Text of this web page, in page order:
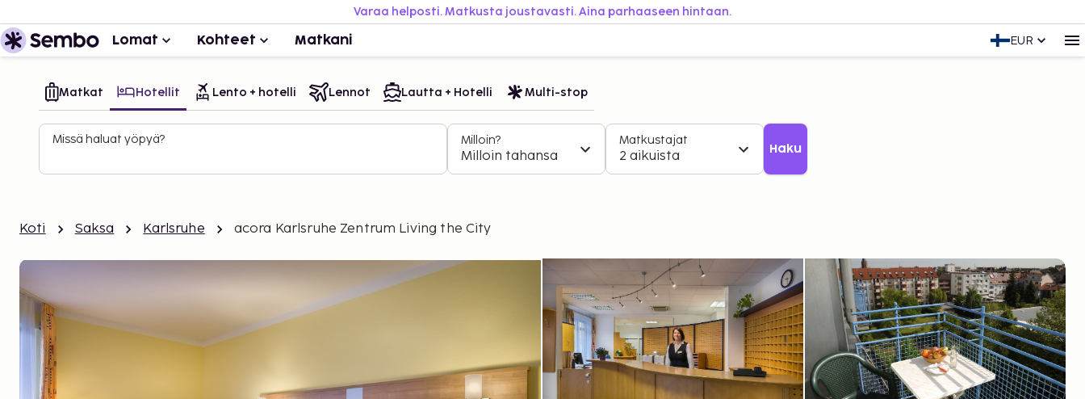
Varaa helposti. Matkusta joustavasti. Aina parhaaseen hintaan.
Lomat Kohteet Matkani EUR
Matkat Hotellit Lento + hotelli Lennot Lautta + Hotelli Multi-stop
Missä haluat yöpyä? Milloin?
Milloin tahansa
Matkustajat
2 aikuista Haku
Koti Saksa Karlsruhe acora Karlsruhe Zentrum Living the City